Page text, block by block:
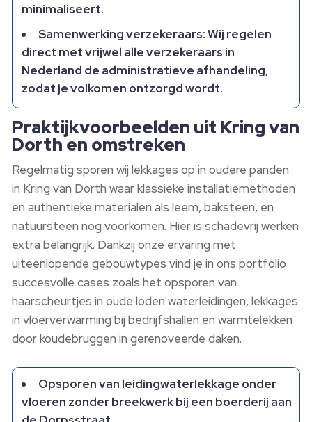
minimaliseert.​
Samenwerking verzekeraars: Wij regelen
direct met vrijwel alle verzekeraars in
Nederland de administratieve afhandeling,
zodat je volkomen ontzorgd wordt.​
Praktijkvoorbeelden uit Kring van
Dorth en omstreken
Regelmatig sporen wij lekkages op in oudere panden
in Kring van Dorth waar klassieke installatiemethoden
en authentieke materialen als leem, baksteen, en
natuursteen nog voorkomen.​ Hier is schadevrij werken
extra belangrijk.​ Dankzij onze ervaring met
uiteenlopende gebouwtypes vind je in ons portfolio
succesvolle cases zoals het opsporen van
haarscheurtjes in oude loden waterleidingen, lekkages
in vloerverwarming bij bedrijfshallen en warmtelekken
door koudebruggen in gerenoveerde daken.​
Opsporen van leidingwaterlekkage onder
vloeren zonder breekwerk bij een boerderij aan